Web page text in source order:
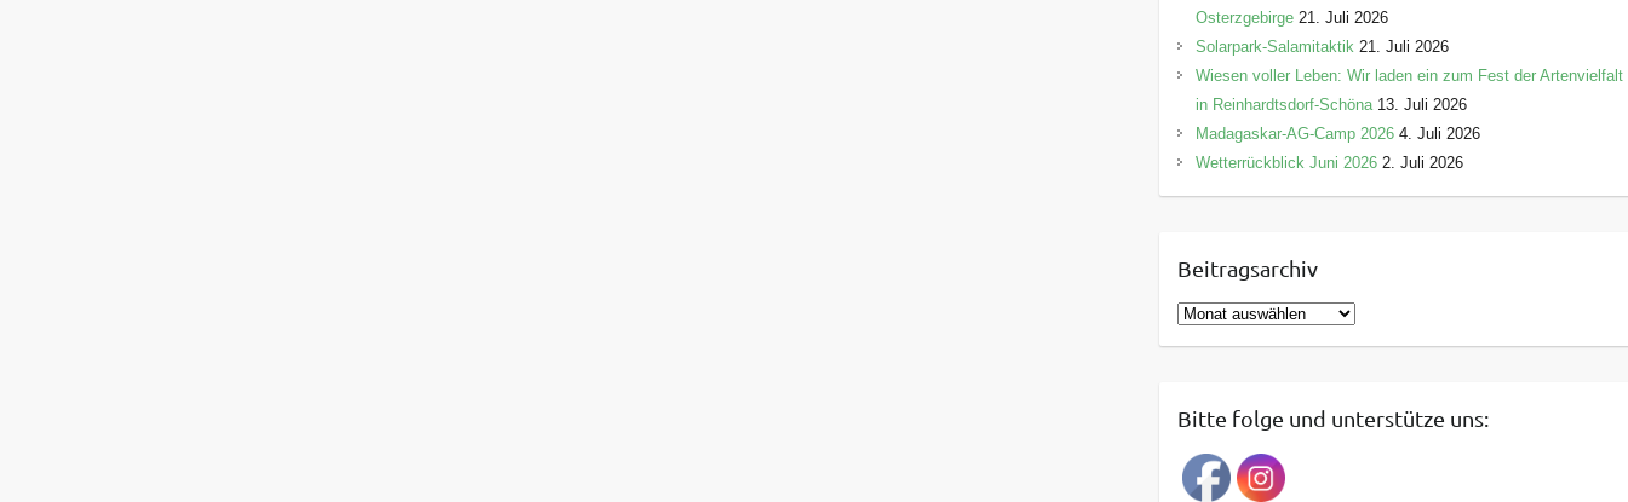
Osterzgebirge 21. Juli 2026
Solarpark-Salamitaktik 21. Juli 2026
Wiesen voller Leben: Wir laden ein zum Fest der Artenvielfalt
in Reinhardtsdorf-Schöna 13. Juli 2026
Madagaskar-AG-Camp 2026 4. Juli 2026
Wetterrückblick Juni 2026 2. Juli 2026
Beitragsarchiv
B
e
r
g
Bitte folge und unterstütze uns: